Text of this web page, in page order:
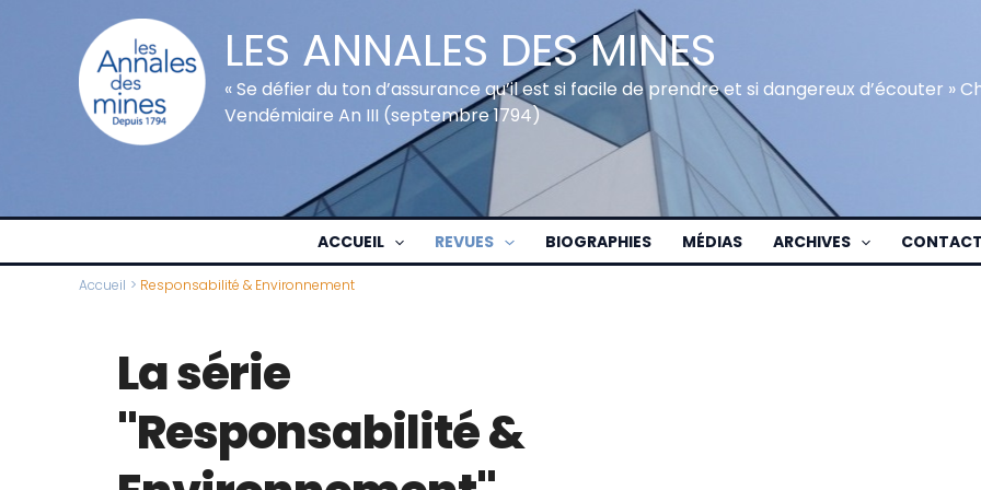
LES ANNALES DES MINES
« Se défier du ton d’assurance qu’il est si facile de prendre et si dangereux d’écouter »
Vendémiaire An III (septembre 1794)
ACCUEIL REVUES BIOGRAPHIES MÉDIAS ARCHIVES CONTACT
Accueil Responsabilité & Environnement
La série
"Responsabilité &